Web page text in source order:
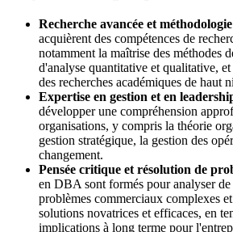
Recherche avancée et méthodologie
acquièrent des compétences de
notamment la maîtrise des méthodes
d'analyse quantitative et qualitative,
des recherches académiques de haut
Expertise en gestion et en
développer une compréhension
organisations, y compris la théorie
gestion stratégique, la gestion des
changement.
Pensée critique et résolution de
en DBA sont formés pour analyser
problèmes commerciaux complexes
solutions novatrices et efficaces, en
implications à long terme pour